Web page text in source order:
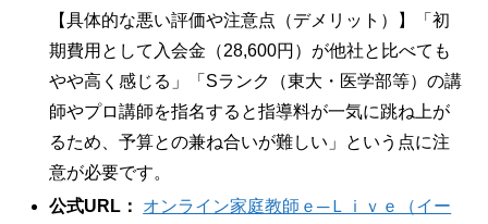
【具体的な悪い評価や注意点（デメリット）】「初
期費用として入会金（28,600円）が他社と比べても
やや高く感じる」「Sランク（東大・医学部等）の講
師やプロ講師を指名すると指導料が一気に跳ね上が
るため、予算との兼ね合いが難しい」という点に注
意が必要です。
公式URL：
オンライン家庭教師ｅ─Ｌｉｖｅ（イー